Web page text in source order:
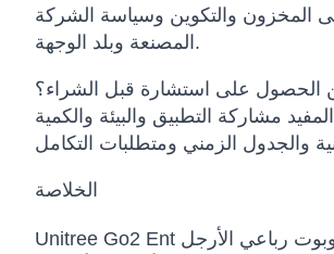
المخزون والتكوين وسياسة الشركة
المصنعة وبلد الوجهة.
الحصول على استشارة قبل الشراء؟
مشاركة التطبيق والبيئة والكمية
الخلاصة
Unitree Go2 Ent روبوت رباعي الأرجل (GO2-ENT)